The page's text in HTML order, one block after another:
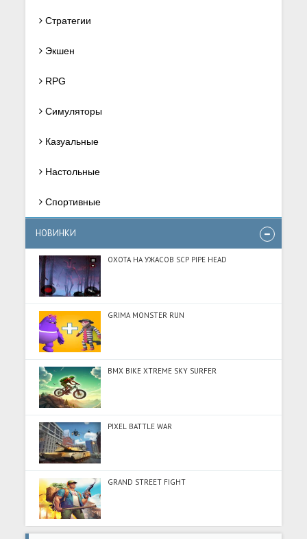
Стратегии
Экшен
RPG
Симуляторы
Казуальные
Настольные
Спортивные
НОВИНКИ
ОХОТА НА УЖАСОВ SCP PIPE HEAD
GRIMA MONSTER RUN
BMX BIKE XTREME SKY SURFER
PIXEL BATTLE WAR
GRAND STREET FIGHT